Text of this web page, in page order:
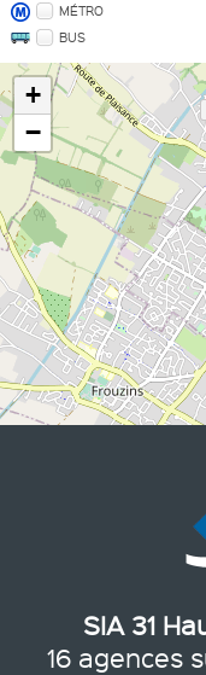
MÉTRO
BUS
+
−
SIA 31
16 agences